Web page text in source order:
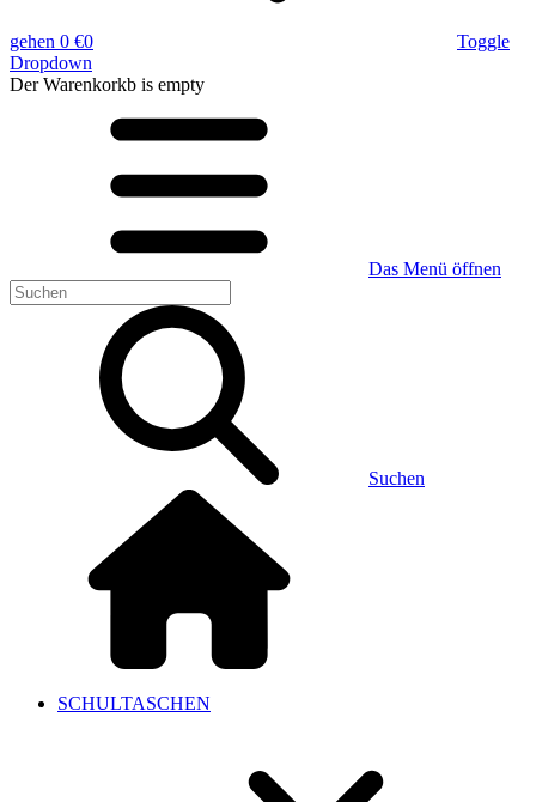
gehen 0 €0
Toggle
Dropdown
Der Warenkorkb is empty
Das Menü öffnen
Suchen
SCHULTASCHEN